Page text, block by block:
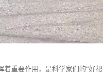
着重要作用，是科学家们的“好